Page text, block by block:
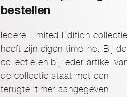
bestellen
Iedere Limited Edition collectie
heeft zijn eigen timeline. Bij de
collectie en bij ieder artikel
de collectie staat met een
terugtel timer aangegeven